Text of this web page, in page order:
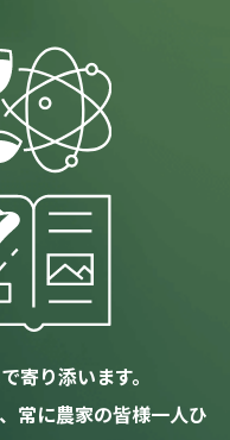
寄り添います。
常に農家の皆様一人ひ